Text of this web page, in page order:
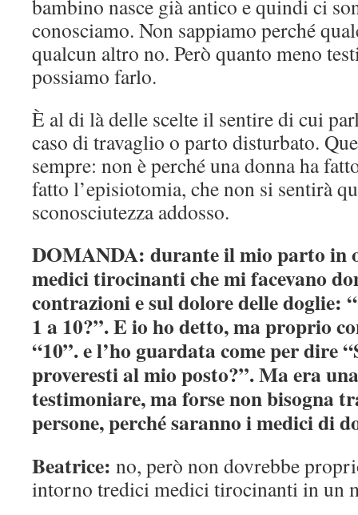
bambino nasce già antico e quindi ci
conosciamo. Non sappiamo perché
qualcun altro no. Però quanto meno
possiamo farlo.
È al di là delle scelte il sentire di cui
caso di travaglio o parto disturbato.
sempre: non è perché una donna ha
fatto l’episiotomia, che non si sentirà
sconosciutezza addosso.
DOMANDA: durante il mio parto in
medici tirocinanti che mi facevano
contrazioni e sul dolore delle doglie:
1 a 10?”. E io ho detto, ma proprio
“10”. e l’ho guardata come per dire
proveresti al mio posto?”. Ma era
testimoniare, ma forse non bisogna
persone, perché saranno i medici di
Beatrice: no, però non dovrebbe
intorno tredici medici tirocinanti in un